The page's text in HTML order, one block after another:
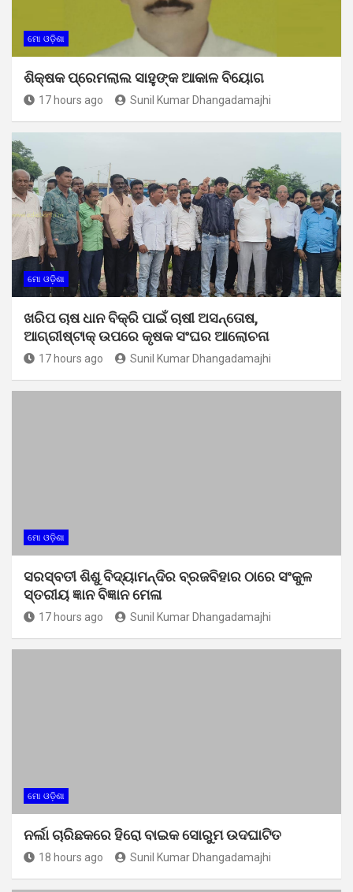
ମୋ ଓଡ଼ିଶା
ଶିକ୍ଷକ ପ୍ରେମଲାଲ ସାହୁଙ୍କ ଆକାଳ ବିୟୋଗ
17 hours ago Sunil Kumar Dhangadamajhi
ମୋ ଓଡ଼ିଶା
ଖରିପ ଚାଷ ଧାନ ବିକ୍ରି ପାଇଁ ଚାଷୀ ଅସନ୍ତୋଷ,
ଆଗ୍ରୀଷ୍ଟାକ୍ ଉପରେ କୃଷକ ସଂଘର ଆଲୋଚନା
17 hours ago Sunil Kumar Dhangadamajhi
ମୋ ଓଡ଼ିଶା
ସରସ୍ବତୀ ଶିଶୁ ବିଦ୍ୟାମନ୍ଦିର ବ୍ରଜବିହାର ଠାରେ ସଂକୁଳ
ସ୍ତରୀୟ ଜ୍ଞାନ ବିଜ୍ଞାନ ମେଳା
17 hours ago Sunil Kumar Dhangadamajhi
ମୋ ଓଡ଼ିଶା
ନର୍ଲା ଚାରିଛକରେ ହିରୋ ବାଇକ ସୋରୁମ ଉଦଘାଟିତ
18 hours ago Sunil Kumar Dhangadamajhi